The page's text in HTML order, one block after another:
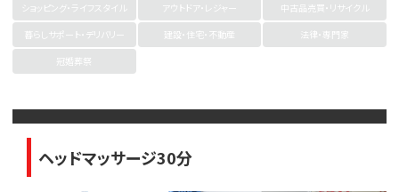
ショッピング・ライフスタイル
アウトドア・レジャー
中古品売買・リサイクル
暮らしサポート・デリバリー
建設・住宅・不動産
法律・専門家
冠婚葬祭
ヘッドマッサージ30分